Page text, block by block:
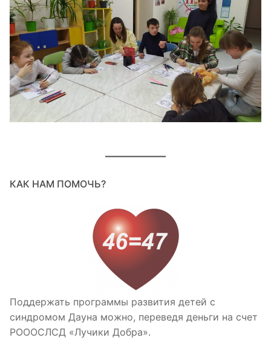
КАК НАМ ПОМОЧЬ?
Поддержать программы развития детей с
синдромом Дауна можно, переведя деньги на счет
РОООСЛСД «Лучики Добра».